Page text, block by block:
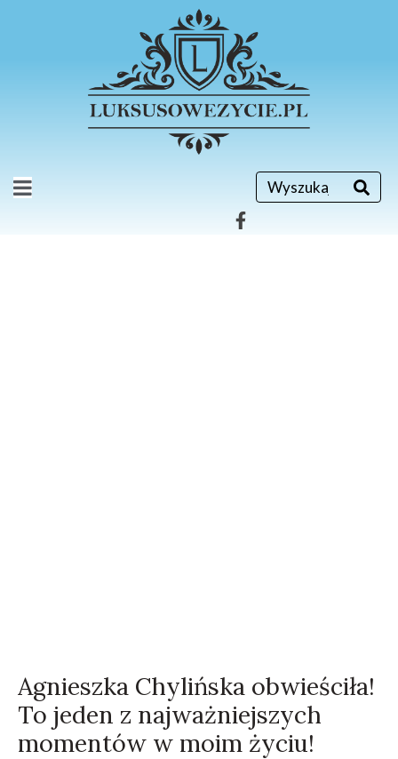
Agnieszka Chylińska obwieściła!
To jeden z najważniejszych
momentów w moim życiu!